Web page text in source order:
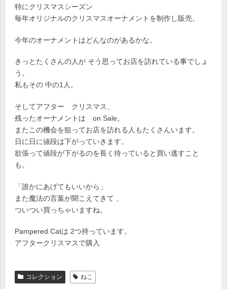
特にクリスマスシーズン
毎年オリジナルのクリスマスオーナメントを制作し販売。
今年のオーナメントはどんなのがあるかな。
きっとたくさんの人が そう思ってお店を訪れている事でしょ
う。
私もその 中の1人。
そしてアフター クリスマス、
残ったオーナメントは on Sale。
またこの機会を狙ってお店を訪れる人もたくさんいます。
日に日に値段は下がっていきます。
欲張って値段が下がるのを長く待っていると買い逃すこと
も。
「誰かにあげてもいいから」
また魔法の言葉が聞こえてきて 、
ついつい買っちゃいますね。
Pampered Catは 2つ持っています。
アフタークリスマスで購入
コレクション ねこ